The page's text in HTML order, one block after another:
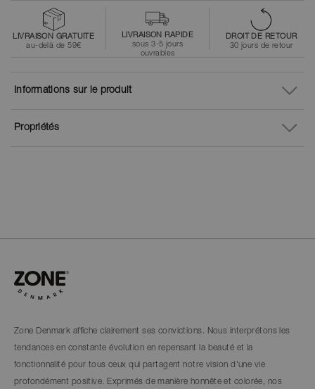
LIVRAISON GRATUITE
au-delà de 59€
LIVRAISON RAPIDE
sous 3-5 jours
ouvrables
DROIT DE RETOUR
30 jours de retour
Propriétés
Informations sur le produit
Zone Denmark affiche clairement ses convictions. Nous interprétons les
tendances en constante évolution en repensant la beauté et la
fonctionnalité pour tous ceux qui partagent notre vision d'une vie
profondément positive. Exprimés de manière honnête et colorée, nos